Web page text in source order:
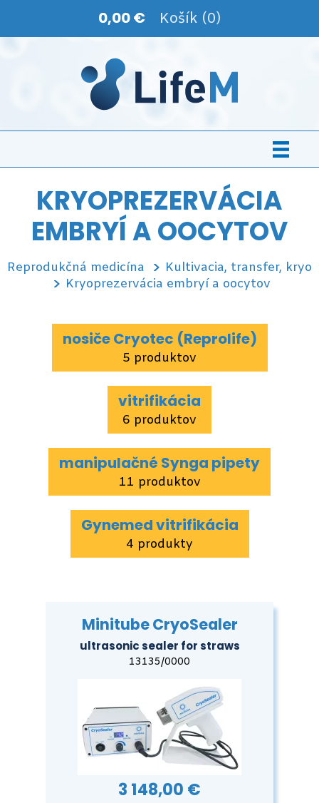
0,00 € Košík (0)
KRYOPREZERVÁCIA
EMBRYÍ A OOCYTOV
Reprodukčná medicína
Kultivacia, transfer, kryo
Kryoprezervácia embryí a oocytov
nosiče Cryotec (Reprolife)
5 produktov
vitrifikácia
6 produktov
manipulačné Synga pipety
11 produktov
Gynemed vitrifikácia
4 produkty
Minitube CryoSealer
ultrasonic sealer for straws
13135/0000
3 148,00 €